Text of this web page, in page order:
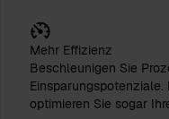
Mehr Effizienz
Beschleunigen Sie
Einsparungspotenziale.
optimieren Sie sogar